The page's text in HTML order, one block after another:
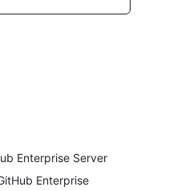
Enterprise Server
Enterprise